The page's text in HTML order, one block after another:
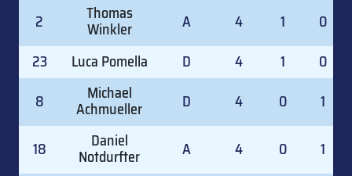
2
Thomas
Winkler A 4 1
0
23
Luca Pomella D 4 1
0
8
Michael
Achmueller D 4 0 1
18 Daniel
Notdurfter A 4 0
1